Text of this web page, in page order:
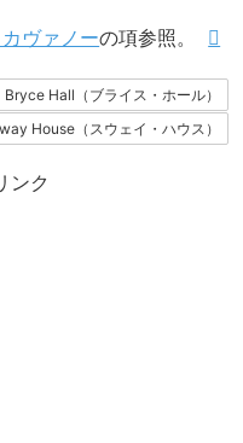
ヴァノーの項参照。
Bryce Hall（ブライス・ホール）
House（スウェイ・ハウス）
ンク